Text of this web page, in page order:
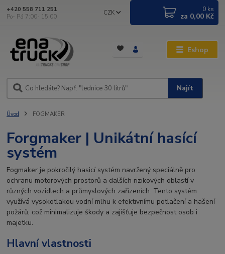
Eshop
CZK
Najít
+420 558 711 251
Po- Pá 7:00- 15:00
0 ks
za 0,00 Kč
Úvod FOGMAKER
Forgmaker | Unikátní hasící
systém
Fogmaker je pokročilý hasicí systém navržený speciálně pro
ochranu motorových prostorů a dalších rizikových oblastí v
různých vozidlech a průmyslových zařízeních. Tento systém
využívá vysokotlakou vodní mlhu k efektivnímu potlačení a hašení
požárů, což minimalizuje škody a zajišťuje bezpečnost osob i
majetku.
Hlavní vlastnosti